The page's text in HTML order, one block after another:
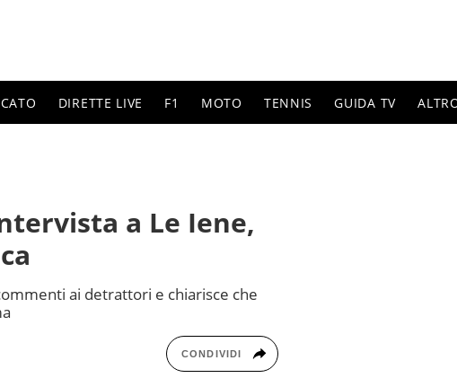
DIRETTE LIVE F1 MOTO TENNIS GUIDA TV
a Le Iene,
ai detrattori e chiarisce che
CONDIVIDI